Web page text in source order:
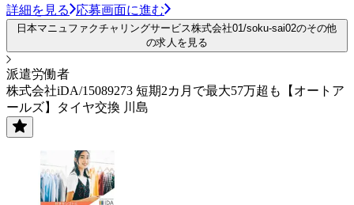
詳細を見る 応募画面に進む
日本マニュファクチャリングサービス株式会社01/soku-sai02のその他
の求人を見る
派遣労働者
株式会社iDA/15089273 短期2カ月で最大57万超も【オートア
ールズ】タイヤ交換 川島